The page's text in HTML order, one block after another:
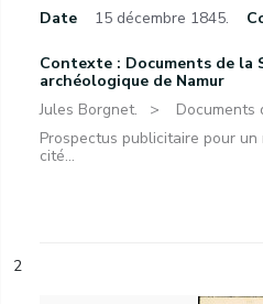
Date 15 décembre 1845.
Contexte : Documents de la
archéologique de Namur
Jules Borgnet.
Documents
Prospectus publicitaire pour
cité...
2